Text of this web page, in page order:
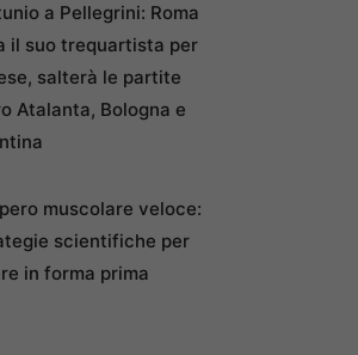
a Pellegrini: Roma
il suo trequartista per
salterà le partite
Atalanta, Bologna e
muscolare veloce:
scientifiche per
in forma prima